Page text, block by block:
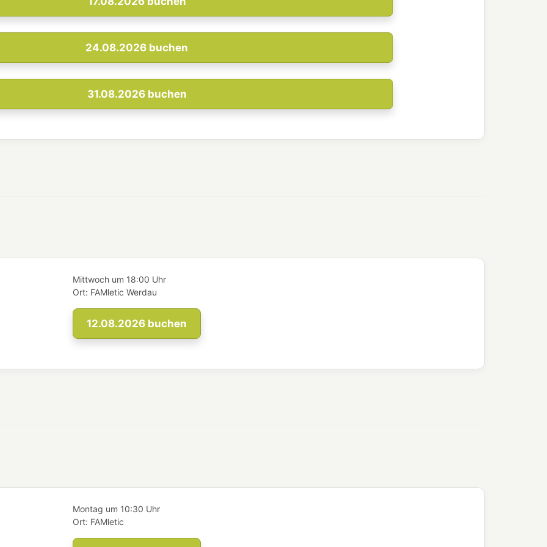
24.08.2026 buchen
31.08.2026buchen
Mittwoch um 18:00 Uhr
Ort: FAMletic Werdau
12.08.2026 buchen
Montag um 10:30 Uhr
Ort: FAMletic